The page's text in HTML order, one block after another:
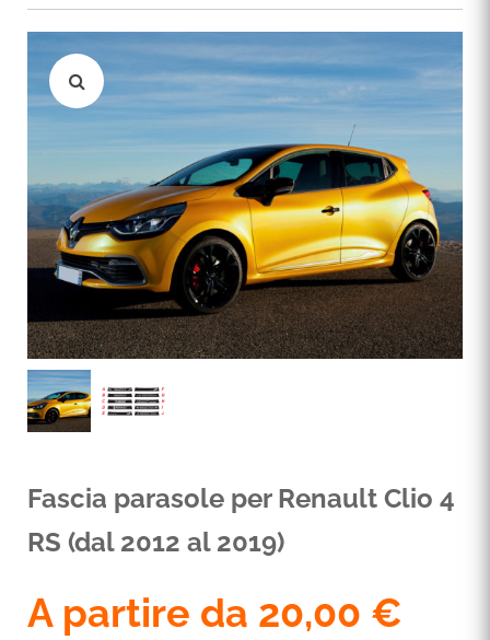
Fascia parasole per Renault Clio 4
RS (dal 2012 al 2019)
A partire da 20,00 €